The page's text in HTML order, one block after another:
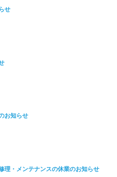
せ
お知らせ
理・メンテナンスの休業のお知らせ